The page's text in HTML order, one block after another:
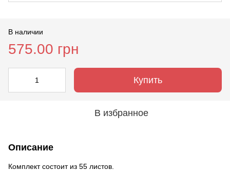
В наличии
575.00 грн
Купить
В избранное
Описание
Комплект состоит из 55 листов.